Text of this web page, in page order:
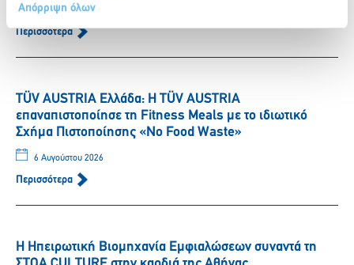
Απόρριψη όλων
6 Αυγούστου 2026
Περισσότερα
TÜV AUSTRIA Ελλάδα: Η TÜV AUSTRIA
επαναπιστοποίησε τη Fitness Meals με το ιδιωτικό
Σχήμα Πιστοποίησης «No Food Waste»
6 Αυγούστου 2026
Περισσότερα
Η Ηπειρωτική Βιομηχανία Εμφιαλώσεων συναντά τη